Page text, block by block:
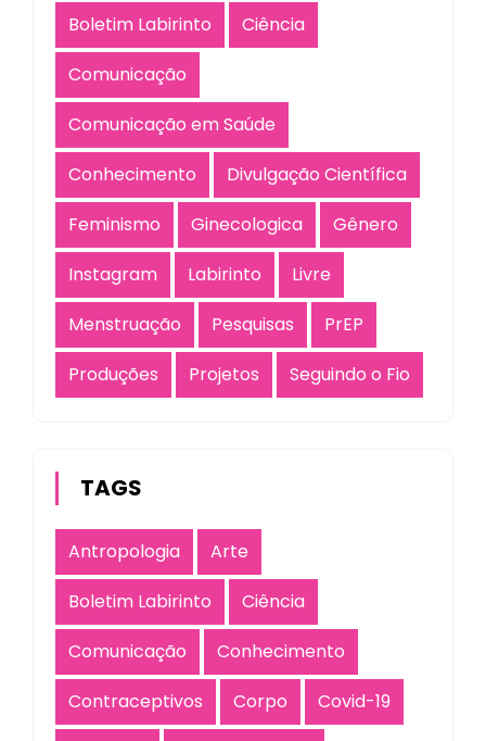
Boletim Labirinto
Ciência
Comunicação
Comunicação em Saúde
Conhecimento
Divulgação Científica
Feminismo
Ginecologica
Gênero
Instagram
Labirinto
Livre
Menstruação
Pesquisas
PrEP
Produções
Projetos Seguindo o Fio
TAGS
Antropologia
Arte
Boletim Labirinto
Ciência
Comunicação
Conhecimento
Contraceptivos
Corpo
Covid-19